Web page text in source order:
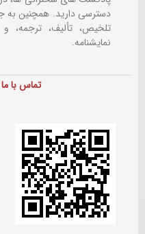
دسترسی دارید. همچنین به
تلخیص، تألیف، ترجمه،
نمایشنامه.
تماس با ما